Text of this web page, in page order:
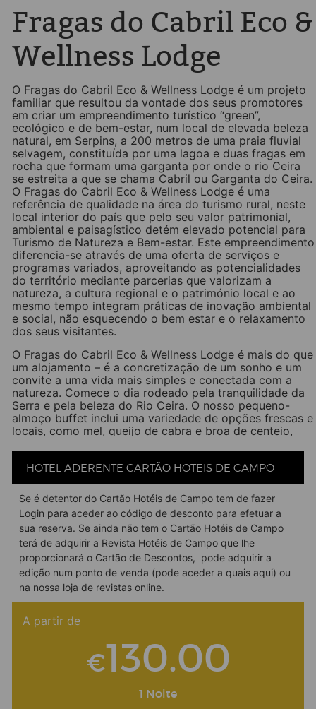
Fragas do Cabril Eco &
Wellness Lodge
O Fragas do Cabril Eco & Wellness Lodge é um projeto
familiar que resultou da vontade dos seus promotores
em criar um empreendimento turístico “green”,
ecológico e de bem-estar, num local de elevada beleza
natural, em Serpins, a 200 metros de uma praia fluvial
selvagem, constituída por uma lagoa e duas fragas em
rocha que formam uma garganta por onde o rio Ceira
se estreita a que se chama Cabril ou Garganta do Ceira.
O Fragas do Cabril Eco & Wellness Lodge é uma
referência de qualidade na área do turismo rural, neste
local interior do país que pelo seu valor patrimonial,
ambiental e paisagístico detém elevado potencial para
Turismo de Natureza e Bem-estar. Este empreendimento
diferencia-se através de uma oferta de serviços e
programas variados, aproveitando as potencialidades
do território mediante parcerias que valorizam a
natureza, a cultura regional e o património local e ao
mesmo tempo integram práticas de inovação ambiental
e social, não esquecendo o bem estar e o relaxamento
dos seus visitantes.
O Fragas do Cabril Eco & Wellness Lodge é mais do que
um alojamento – é a concretização de um sonho e um
convite a uma vida mais simples e conectada com a
natureza. Comece o dia rodeado pela tranquilidade da
Serra e pela beleza do Rio Ceira. O nosso pequeno-
almoço buffet inclui uma variedade de opções frescas e
locais, como mel, queijo de cabra e broa de centeio,
e as 10:30, poderá desfrutar do seu pequeno-almoço na
sala ou na varanda, com vistas deslumbrantes sobre as
fragas do Cabril e a Serra da Lousã.
Facebook
Twitter
EmailLinkedIn
WhatsApp
Share
HOTEL ADERENTE CARTÃO HOTEIS DE CAMPO
Se é detentor do Cartão Hotéis de Campo tem de fazer
Login para aceder ao código de desconto para efetuar a
sua reserva. Se ainda não tem o Cartão Hotéis de Campo
terá de adquirir a Revista Hotéis de Campo que lhe
proporcionará o Cartão de Descontos, pode adquirir a
edição num ponto de venda (pode aceder a quaisaqui) ou
na nossa loja de revistas online.
A partir de
€130.00
1 Noite